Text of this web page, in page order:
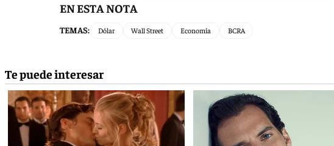
EN ESTA NOTA
TEMAS: Dólar Wall Street Economía BCRA